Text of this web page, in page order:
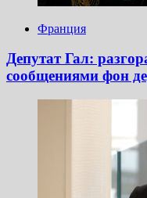
Франция
Депутат Гал:
сообщениями фон